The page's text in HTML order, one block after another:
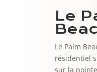
Le
Le Palm
résidentiel
sur la